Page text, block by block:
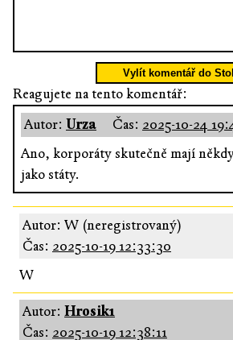
Vylít komentář do
Reagujete na tento komentář:
Autor: Urza Čas: 2025-10-24
Ano, korporáty skutečně mají
jako státy.
Autor: W (neregistrovaný)
Čas: 2025-10-19 12:33:30
W
Autor: Hrosik1
Čas: 2025-10-19 12:38:11